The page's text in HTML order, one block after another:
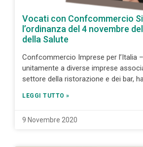
Vocati con Confcommercio
l’ordinanza del 4 novembre
della Salute
Confcommercio Imprese per l’Italia
unitamente a diverse imprese
settore della ristorazione e dei bar,
LEGGI TUTTO »
9 Novembre 2020